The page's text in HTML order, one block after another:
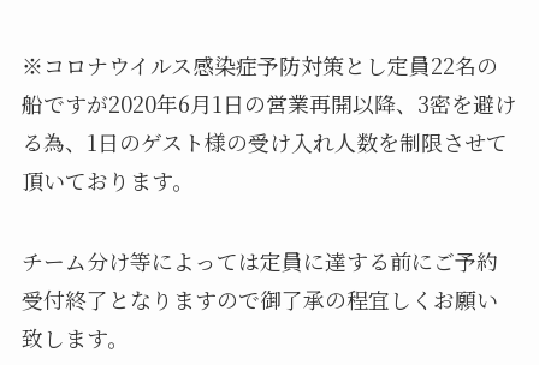
※コロナウイルス感染症予防対策とし定員22名の
船ですが2020年6月1日の営業再開以降、3密を避け
る為、1日のゲスト様の受け入れ人数を制限させて
頂いております。
チーム分け等によっては定員に達する前にご予約
受付終了となりますので御了承の程宜しくお願い
致します。